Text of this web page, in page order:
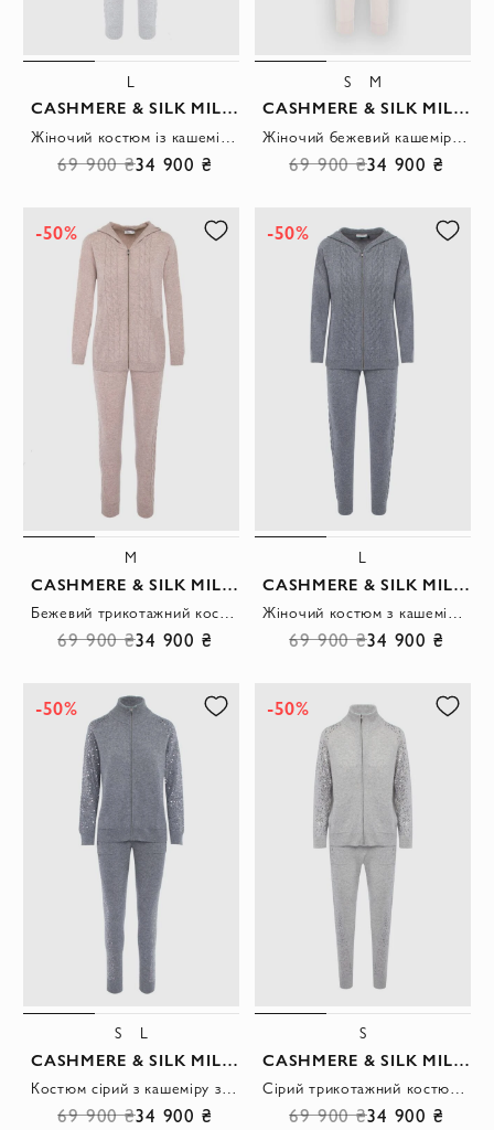
L
CASHMERE & SILK MILANO
Жіночий костюм із кашеміру світло сірий з рельєфним в'язаним візерунком.
69 900 ₴34 900 ₴
S M
CASHMERE & SILK MILANO
Жіночий бежевий кашеміровий костюм із візерунком коси.
69 900 ₴34 900 ₴
-50%
M
CASHMERE & SILK MILANO
Бежевий трикотажний костюм із кашеміру з капюшоном та візерунком коси
69 900 ₴34 900 ₴
-50%
L
CASHMERE & SILK MILANO
Жіночий костюм з кашеміру сірого кольору з в'язаним рельєфом.
69 900 ₴34 900 ₴
-50%
S L
CASHMERE & SILK MILANO
Костюм сірий з кашеміру з блискавкою та декором паєтками з боків
69 900 ₴34 900 ₴
-50%
S
CASHMERE & SILK MILANO
Сірий трикотажний костюм з паєтками на рукавах і штанах
69 900 ₴34 900 ₴